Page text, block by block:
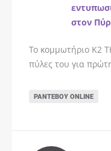
στον
Το κομμωτήριο K2
πύλες του για
ΡΑΝΤΕΒΟΎ ONLINE